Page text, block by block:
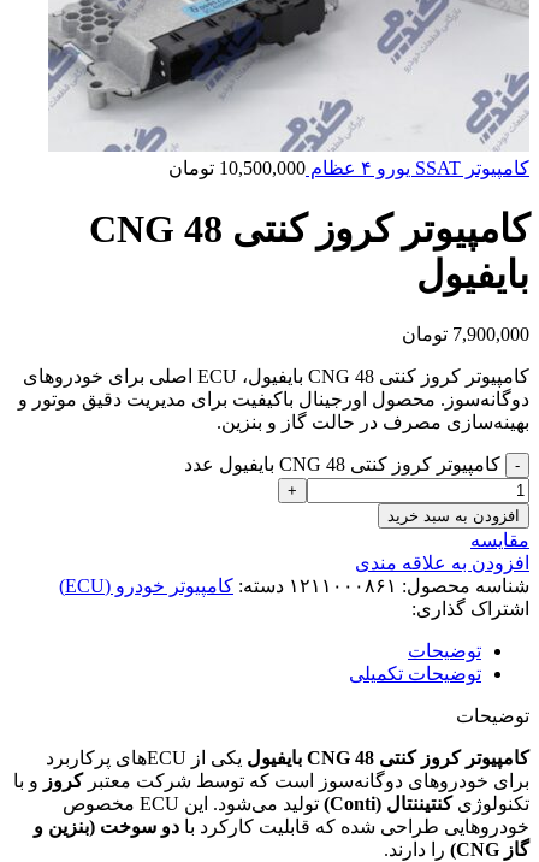
کامپیوتر SSAT یورو ۴ عظام 10,500,000 تومان
کامپیوتر کروز کنتی CNG 48
بایفیول
7,900,000 تومان
کامپیوتر کروز کنتی CNG 48 بایفیول، ECU اصلی برای خودروهای
دوگانه‌سوز. محصول اورجینال باکیفیت برای مدیریت دقیق موتور و
بهینه‌سازی مصرف در حالت گاز و بنزین.
کامپیوتر کروز کنتی CNG 48 بایفیول عدد
افزودن به سبد خرید
مقایسه
افزودن به علاقه مندی
شناسه محصول: ۱۲۱۱۰۰۰۸۶۱ دسته: کامپیوتر خودرو (ECU)
اشتراک گذاری:
توضیحات
توضیحات تکمیلی
توضیحات
کامپیوتر کروز کنتی CNG 48 بایفیول
یکی از ECUهای پرکاربرد
برای خودروهای دوگانه‌سوز است که توسط شرکت معتبرکروز و با
تکنولوژیکنتیننتال (Conti)
تولید می‌شود. این ECU مخصوص
خودروهایی طراحی شده که قابلیت کارکرد با دو سوخت (بنزین و
گاز CNG)
را دارند.